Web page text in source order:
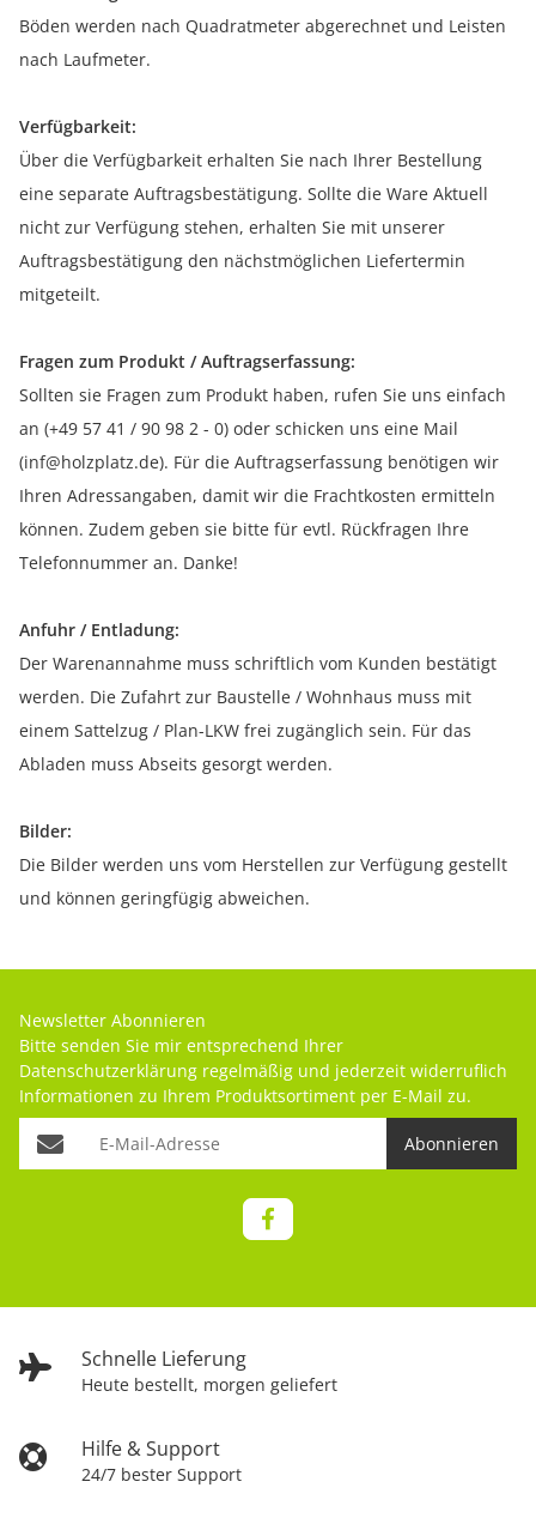
Böden werden nach Quadratmeter abgerechnet und Leisten
nach Laufmeter.
Verfügbarkeit:
Über die Verfügbarkeit erhalten Sie nach Ihrer Bestellung
eine separate Auftragsbestätigung. Sollte die Ware Aktuell
nicht zur Verfügung stehen, erhalten Sie mit unserer
Auftragsbestätigung den nächstmöglichen Liefertermin
mitgeteilt.
Fragen zum Produkt / Auftragserfassung:
Sollten sie Fragen zum Produkt haben, rufen Sie uns einfach
an (+49 57 41 / 90 98 2 - 0) oder schicken uns eine Mail
(inf@holzplatz.de). Für die Auftragserfassung benötigen wir
Ihren Adressangaben, damit wir die Frachtkosten ermitteln
können. Zudem geben sie bitte für evtl. Rückfragen Ihre
Telefonnummer an. Danke!
Anfuhr / Entladung:
Der Warenannahme muss schriftlich vom Kunden bestätigt
werden. Die Zufahrt zur Baustelle / Wohnhaus muss mit
einem Sattelzug / Plan-LKW frei zugänglich sein. Für das
Abladen muss Abseits gesorgt werden.
Bilder:
Die Bilder werden uns vom Herstellen zur Verfügung gestellt
und können geringfügig abweichen.
Schnelle Lieferung
Heute bestellt, morgen geliefert
Hilfe & Support
24/7 bester Support
Newsletter Abonnieren
Bitte senden Sie mir entsprechend Ihrer
Datenschutzerklärung regelmäßig und jederzeit widerruflich
Informationen zu Ihrem Produktsortiment per E-Mail zu.
Abonnieren